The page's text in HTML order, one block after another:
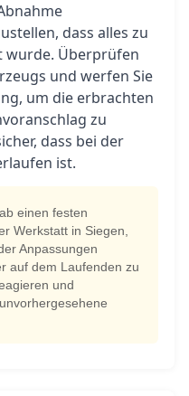
dass alles zu
Überprüfen
und werfen Sie
um die erbrachten
zu
dass bei der
ist.
einen festen
Werkstatt in Siegen,
Anpassungen
auf dem Laufenden zu
und